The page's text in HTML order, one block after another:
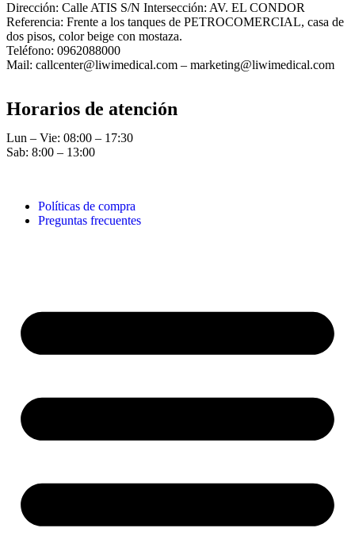
Dirección: Calle ATIS S/N Intersección: AV. EL CONDOR
Referencia: Frente a los tanques de PETROCOMERCIAL, casa de
dos pisos, color beige con mostaza.
Teléfono: 0962088000
Mail: callcenter@liwimedical.com – marketing@liwimedical.com
Horarios de atención
Lun – Vie: 08:00 – 17:30
Sab: 8:00 – 13:00
Políticas de compra
Preguntas frecuentes